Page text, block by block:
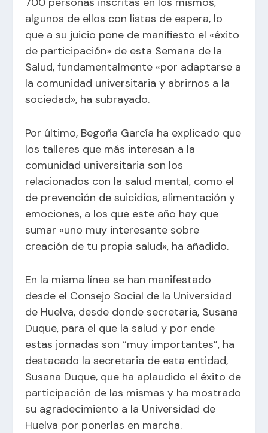
algunos de ellos con listas de espera, lo
que a su juicio pone de manifiesto el «éxito
de participación» de esta Semana de la
Salud, fundamentalmente «por adaptarse a
la comunidad universitaria y abrirnos a la
sociedad», ha subrayado.
Por último, Begoña García ha explicado que
los talleres que más interesan a la
comunidad universitaria son los
relacionados con la salud mental, como el
de prevención de suicidios, alimentación y
emociones, a los que este año hay que
sumar «uno muy interesante sobre
creación de tu propia salud», ha añadido.
En la misma línea se han manifestado
desde el Consejo Social de la Universidad
de Huelva, desde donde secretaria, Susana
Duque, para el que la salud y por ende
estas jornadas son “muy importantes”, ha
destacado la secretaria de esta entidad,
Susana Duque, que ha aplaudido el éxito de
participación de las mismas y ha mostrado
su agradecimiento a la Universidad de
Huelva por ponerlas en marcha.